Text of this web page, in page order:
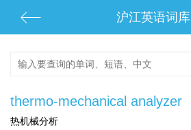
沪江英语词库
thermo-mechanical analyzer
热机械分析